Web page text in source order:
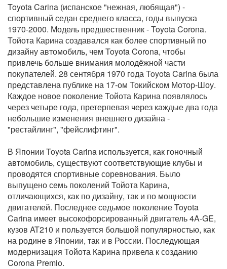
Toyota Carina (испанское "нежная, любящая") -
спортивный седан среднего класса, годы выпуска
1970-2000. Модель предшественник - Toyota Corona.
Тойота Карина создавался как более спортивный по
дизайну автомобиль, чем Toyota Corona, чтобы
привлечь больше внимания молодёжной части
покупателей. 28 сентября 1970 года Toyota Carina была
представлена публике на 17-ом Токийском Мотор-Шоу.
Каждое новое поколение Тойота Карина появлялось
через четыре года, претерпевая через каждые два года
небольшие изменения внешнего дизайна -
"рестайлинг", "фейслифтинг".
В Японии Toyota Carina используется, как гоночный
автомобиль, существуют соответствующие клубы и
проводятся спортивные соревнования. Было
выпущено семь поколений Тойота Карина,
отличающихся, как по дизайну, так и по мощности
двигателей. Последнее седьмое поколение Toyota
Carina имеет высокофорсированный двигатель 4A-GE,
кузов AT210 и пользуется большой популярностью, как
на родине в Японии, так и в России. Последующая
модернизация Тойота Карина привела к созданию
Corona Premio.